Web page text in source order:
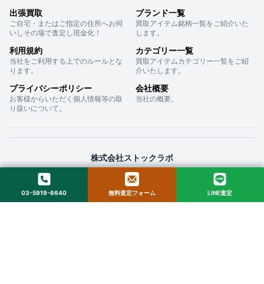
出張買取
ご自宅・またはご指定の住所へお伺
いしその場で査定し現金化！
ブランド一覧
買取アイテム銘柄一覧をご紹介いた
します。
利用規約
当社をご利用する上でのルールとな
ります。
カテゴリー一覧
買取アイテムカテゴリー一覧をご紹
介いたします。
プライバシーポリシー
お客様からいただく個人情報等の取
り扱いについて。
会社概要
当社の概要。
株式会社ストックラボ
〒160-0022 東京都新宿区新宿２丁目１２−１６ セントフォービル ２０３
© 2025 StockLab. All Rights Reserved.
03-5919-6640 無料査定フォーム LINE査定